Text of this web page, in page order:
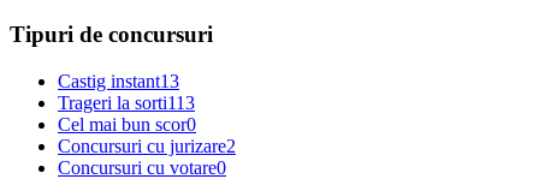
Tipuri de concursuri
Castig instant13
Trageri la sorti113
Cel mai bun scor0
Concursuri cu jurizare2
Concursuri cu votare0